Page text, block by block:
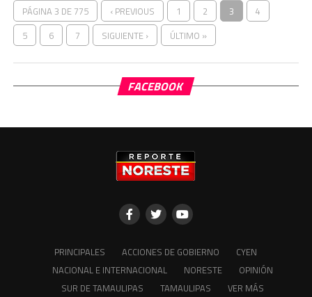
PÁGINA 3 DE 775 ‹ PREVIOUS 1 2 3
4
5
6 7 SIGUIENTE › ÚLTIMO »
FACEBOOK
PRINCIPALES ACCIONES DE GOBIERNO
CYEN
NACIONAL E INTERNACIONAL
NORESTE
OPINIÓN
SUR DE TAMAULIPAS
TAMAULIPAS VER MÁS